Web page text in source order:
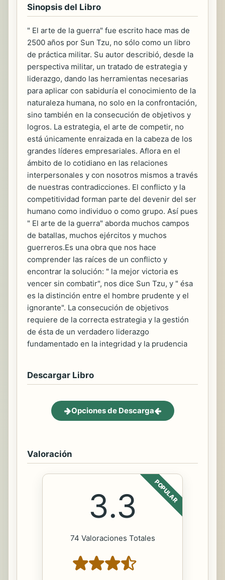
Sinopsis del Libro
" El arte de la guerra" fue escrito hace mas de
2500 años por Sun Tzu, no sólo como un libro
de práctica militar. Su autor describió, desde la
perspectiva militar, un tratado de estrategia y
liderazgo, dando las herramientas necesarias
para aplicar con sabiduría el conocimiento de la
naturaleza humana, no solo en la confrontación,
sino también en la consecución de objetivos y
logros. La estrategia, el arte de competir, no
está únicamente enraizada en la cabeza de los
grandes líderes empresariales. Aflora en el
ámbito de lo cotidiano en las relaciones
interpersonales y con nosotros mismos a través
de nuestras contradicciones. El conflicto y la
competitividad forman parte del devenir del ser
humano como individuo o como grupo. Así pues
" El arte de la guerra" aborda muchos campos
de batallas, muchos ejércitos y muchos
guerreros.Es una obra que nos hace
comprender las raíces de un conflicto y
encontrar la solución: " la mejor victoria es
vencer sin combatir", nos dice Sun Tzu, y " ésa
es la distinción entre el hombre prudente y el
ignorante". La consecución de objetivos
requiere de la correcta estrategia y la gestión
de ésta de un verdadero liderazgo
fundamentado en la integridad y la prudencia
Descargar Libro
Opciones de Descarga
Valoración
POPULAR
3.3
74 Valoraciones Totales